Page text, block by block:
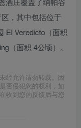
，其中包括位于
El Veredicto（面积
（面积 4公顷）。
经允许请勿转载。因
否侵犯您的权利，如
收到您的反馈后与您